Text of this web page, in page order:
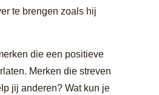
te brengen zoals hij
die een positieve
Merken die streven
jij anderen? Wat kun je